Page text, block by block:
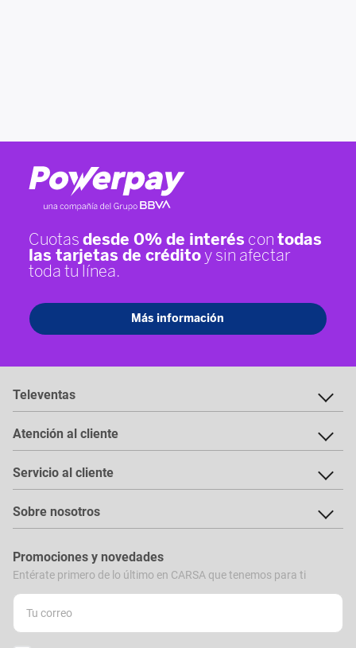
Televentas
Atención al cliente
Servicio al cliente
Sobre nosotros
Promociones y novedades
Entérate primero de lo último en CARSA que tenemos para ti